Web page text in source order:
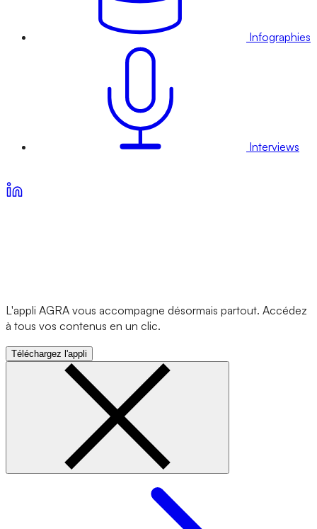
Infographies
Interviews
L'appli AGRA vous accompagne désormais partout. Accédez
à tous vos contenus en un clic.
Téléchargez l'appli